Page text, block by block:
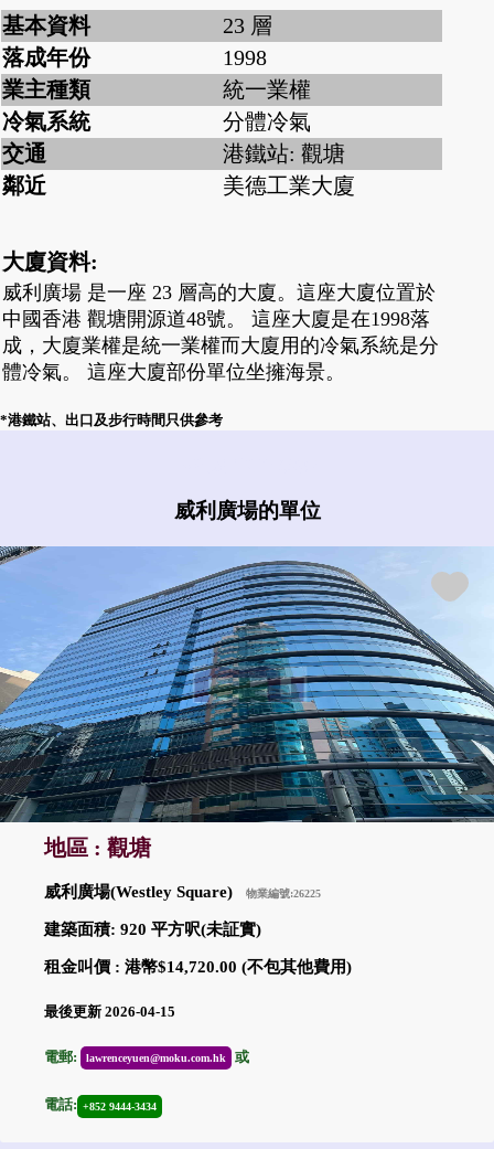
基本資料
23 層
落成年份
1998
業主種類
統一業權
冷氣系統
分體冷氣
交通
港鐵站: 觀塘
鄰近
美德工業大廈
大廈資料:
威利廣場 是一座 23 層高的大廈。這座大廈位置於
中國香港 觀塘開源道48號。 這座大廈是在1998落
成，大廈業權是統一業權而大廈用的冷氣系統是分
體冷氣。 這座大廈部份單位坐擁海景。
*港鐵站、出口及步行時間只供參考
威利廣場的單位
地區 : 觀塘
威利廣場(Westley Square) 物業編號:26225
建築面積: 920 平方呎(未証實)
租金叫價 : 港幣$14,720.00 (不包其他費用)
最後更新 2026-04-15
電郵: lawrenceyuen@moku.com.hk 或
電話: +852 9444-3434